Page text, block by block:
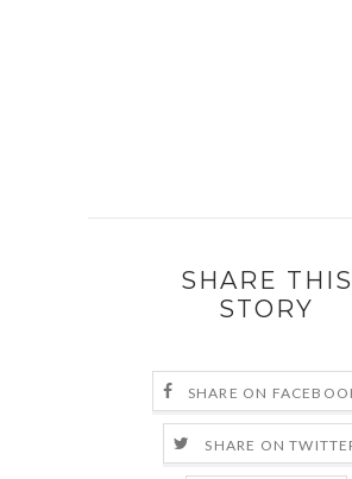
SHARE THIS
STORY
SHARE ON
SHARE ON